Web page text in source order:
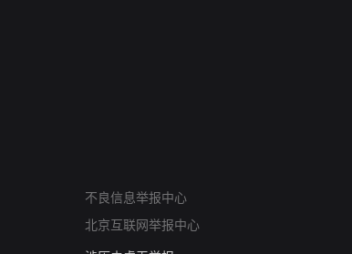
不良信息举报中心
北京互联网举报中心
亚运会举报专区